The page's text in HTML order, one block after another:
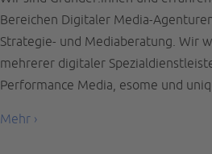
Bereichen Digitaler Media-
Strategie- und Mediaberatung. Wir
mehrerer digitaler
Performance Media, esome und
Mehr ›